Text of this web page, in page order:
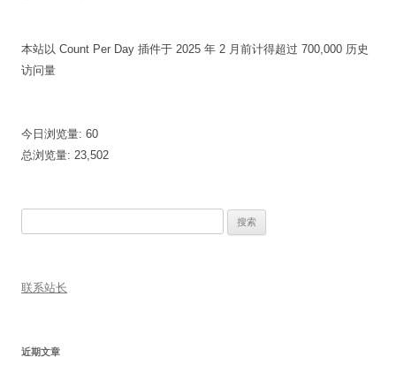
本站以 Count Per Day 插件于 2025 年 2 月前计得超过 700,000 历史
访问量
今日浏览量: 60
总浏览量: 23,502
索：
联系站长
近期文章